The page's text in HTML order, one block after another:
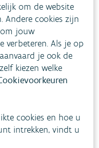
op de luchtkwaliteit.
OVERHEDEN
om de website
cookies zijn
jouw
verbeteren. Als je op
je ook de
kiezen welke
cookies en hoe u
intrekken, vindt u